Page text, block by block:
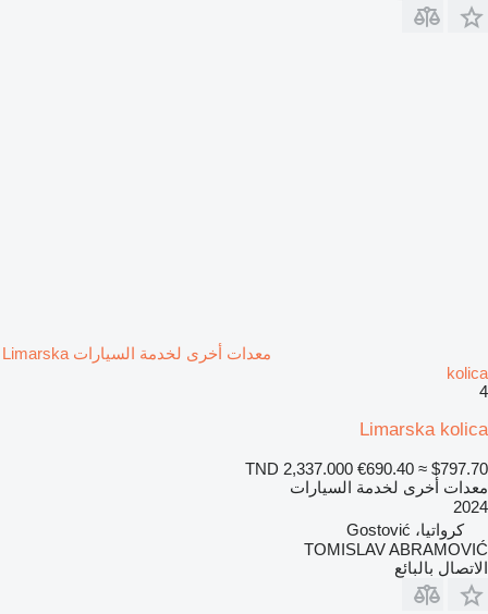
معدات أخرى لخدمة السيارات Limarska
kolica
4
Limarska kolica
TND 2,337.000 €690.40 ≈ $797.70
معدات أخرى لخدمة السيارات
2024
كرواتيا، Gostović
TOMISLAV ABRAMOVIĆ
الاتصال بالبائع